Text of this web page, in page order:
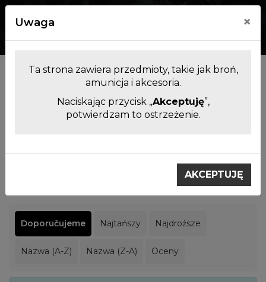
Filtrowanie produktów
Výrobci Recknagel
Doporučujeme Najtańszy Najdroższe
Nazwa (A-Z) Nazwa (Z-A) Oceny
Uwaga ×
Ta strona zawiera przedmioty, takie jak broń,
amunicja i akcesoria.
Naciskając przycisk „Akceptuję”,
potwierdzam to ostrzeżenie.
AKCEPTUJĘ